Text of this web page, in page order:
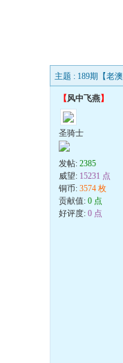
主题 : 189期【老
【风中飞燕】
圣骑士
发帖: 2385
威望: 15231 点
铜币: 3574 枚
贡献值: 0 点
好评度: 0 点